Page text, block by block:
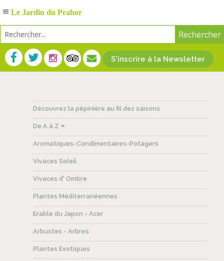
S'inscrire à la Newsletter
Découvrez la pépinière au fil des saisons
De A à Z
Aromatiques-Condimentaires-Potagers
Vivaces Soleil
Vivaces d' Ombre
Plantes Méditerranéennes
Erable du Japon - Acer
Arbustes - Arbres
Plantes Exotiques
Le Jardin du Prahor